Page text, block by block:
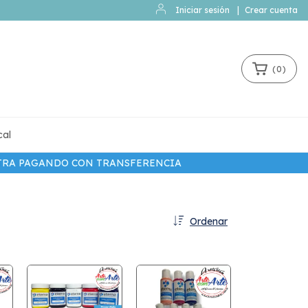
Iniciar sesión Crear cuenta
PAGANDO CON TRANSFERENCIA
(0)
Ordenar